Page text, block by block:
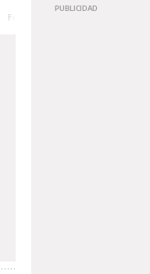
Feria de Editores